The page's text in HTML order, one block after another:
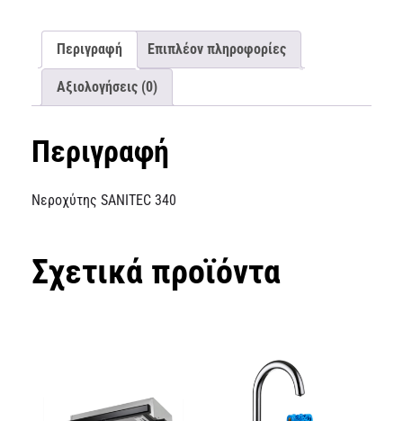
Περιγραφή Επιπλέον πληροφορίες
Αξιολογήσεις (0)
Περιγραφή
Νεροχύτης SANITEC 340
Σχετικά προϊόντα